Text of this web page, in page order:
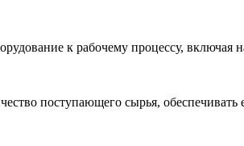
к рабочему процессу,
поступающего сырья,